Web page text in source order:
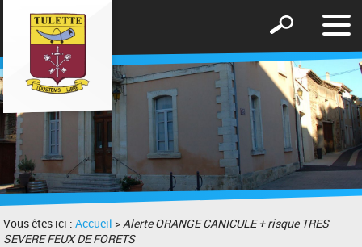
le
Afficher
formulaire
de
recherche
Vous êtes ici :Accueil >Alerte ORANGE CANICULE + risque TRES
SEVERE FEUX DE FORETS